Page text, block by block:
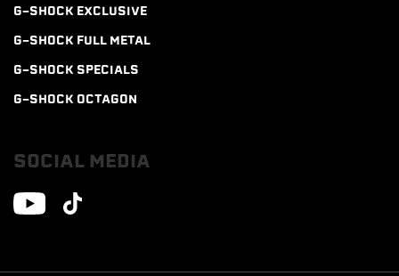
G-SHOCK EXCLUSIVE
G-SHOCK FULL METAL
G-SHOCK SPECIALS
G-SHOCK OCTAGON
SOCIAL MEDIA